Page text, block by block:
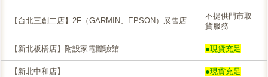
【台北三創二店】2F（GARMIN、EPSON）展售店
不提供門市取
貨服務
【新北板橋店】附設家電體驗館 ●現貨充足
【新北中和店】 ●現貨充足